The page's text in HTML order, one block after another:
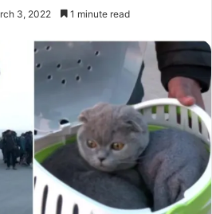
3, 2022 1 minute read